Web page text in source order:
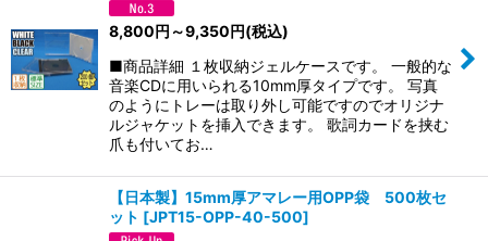
8,800円 ～9,350円(税込)
■商品詳細 １枚収納ジェルケースです。 一般的な
音楽CDに用いられる10mm厚タイプです。 写真
のようにトレーは取り外し可能ですのでオリジナ
ルジャケットを挿入できます。 歌詞カードを挟む
爪も付いてお…
【日本製】15mm厚アマレー用OPP袋 500枚セ
ット [JPT15-OPP-40-500]